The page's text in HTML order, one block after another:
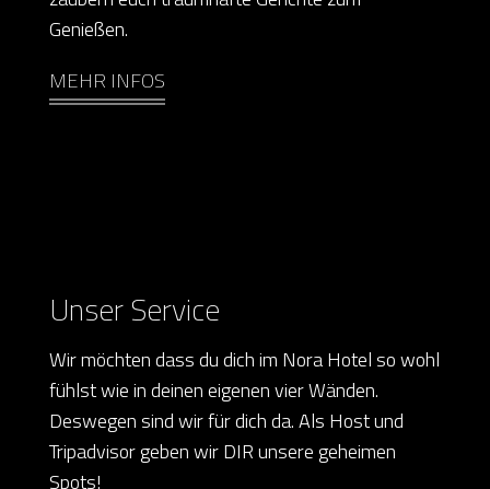
Genießen.
MEHR INFOS
Unser Service
Wir möchten dass du dich im Nora Hotel so wohl
fühlst wie in deinen eigenen vier Wänden.
Deswegen sind wir für dich da. Als Host und
Tripadvisor geben wir DIR unsere geheimen
Spots!